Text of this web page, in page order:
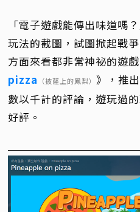
「電子遊戲能傳出味道嗎
玩法的截圖，試圖掀起戰
方面來看都非常神祕的遊
pizza
（披薩上的鳳梨） 》，推
數以千計的評論，遊玩過
好評。